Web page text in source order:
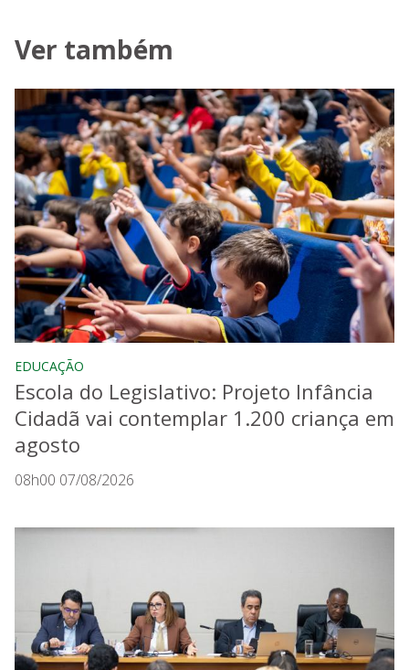
Ver também
EDUCAÇÃO
Escola do Legislativo: Projeto Infância
Cidadã vai contemplar 1.200 criança em
agosto
08h00 07/08/2026